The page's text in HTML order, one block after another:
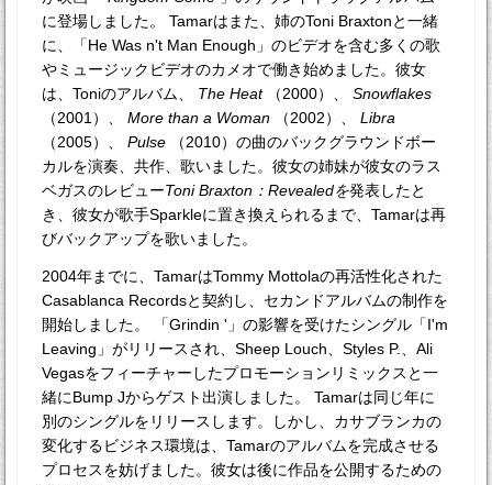
に登場しました。 Tamarはまた、姉のToni Braxtonと一緒
に、「He Was n't Man Enough」のビデオを含む多くの歌
やミュージックビデオのカメオで働き始めました。彼女
は、Toniのアルバム、 The Heat（2000）、Snowflakes
（2001）、More than a Woman （2002）、Libra
（2005）、Pulse （2010）の曲のバックグラウンドボー
カルを演奏、共作、歌いました。彼女の姉妹が彼女のラス
ベガスのレビューToni Braxton：Revealedを発表したと
き、彼女が歌手Sparkleに置き換えられるまで、Tamarは再
びバックアップを歌いました。
2004年までに、TamarはTommy Mottolaの再活性化された
Casablanca Recordsと契約し、セカンドアルバムの制作を
開始しました。 「Grindin '」の影響を受けたシングル「I'm
Leaving」がリリースされ、Sheep Louch、Styles P.、Ali
Vegasをフィーチャーしたプロモーションリミックスと一
緒にBump Jからゲスト出演しました。 Tamarは同じ年に
別のシングルをリリースします。しかし、カサブランカの
変化するビジネス環境は、Tamarのアルバムを完成させる
プロセスを妨げました。彼女は後に作品を公開するための